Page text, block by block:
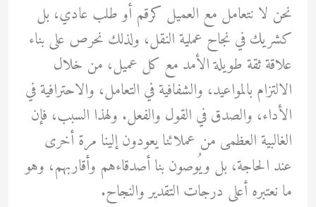
نحن لا نتعامل مع العميل كرقم أو طلب عادي، بل
كشريك في نجاح عملية النقل، ولذلك نحرص على بناء
علاقة ثقة طويلة الأمد مع كل عميل، من خلال
الالتزام بالمواعيد، والشفافية في التعامل، والاحترافية في
الأداء، والصدق في القول والفعل. ولهذا السبب، فإن
الغالبية العظمى من عملائنا يعودون إلينا مرة أخرى
عند الحاجة، بل ويُوصون بنا أصدقاءهم وأقاربهم، وهو
ما نعتبره أعلى درجات التقدير والنجاح.